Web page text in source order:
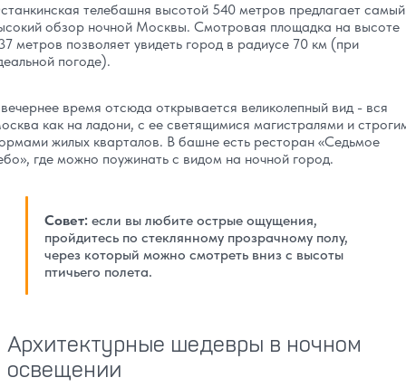
телебашня высотой 540 метров предлагает самый
обзор ночной Москвы. Смотровая площадка на высоте
метров позволяет увидеть город в радиусе 70 км (при
погоде).
время отсюда открывается великолепный вид - вся
как на ладони, с ее светящимися магистралями и
жилых кварталов. В башне есть ресторан «Седьмое
где можно поужинать с видом на ночной город.
Совет: если вы любите острые ощущения,
пройдитесь по стеклянному прозрачному полу,
через который можно смотреть вниз с высоты
птичьего полета.
Архитектурные шедевры в ночном
освещении